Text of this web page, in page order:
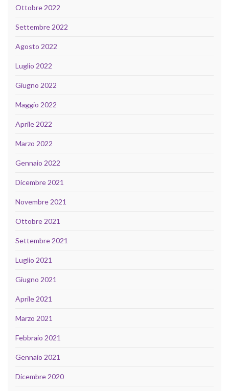
Ottobre 2022
Settembre 2022
Agosto 2022
Luglio 2022
Giugno 2022
Maggio 2022
Aprile 2022
Marzo 2022
Gennaio 2022
Dicembre 2021
Novembre 2021
Ottobre 2021
Settembre 2021
Luglio 2021
Giugno 2021
Aprile 2021
Marzo 2021
Febbraio 2021
Gennaio 2021
Dicembre 2020